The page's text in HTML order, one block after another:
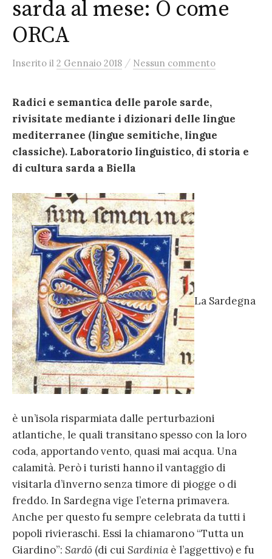
sarda al mese: O come
ORCA
Inserito il 2 Gennaio 2018 / Nessun commento
Radici e semantica delle parole sarde,
rivisitate mediante i dizionari delle lingue
mediterranee (lingue semitiche, lingue
classiche). Laboratorio linguistico, di storia e
di cultura sarda a Biella
La Sardegna
è un’isola risparmiata dalle perturbazioni
atlantiche, le quali transitano spesso con la loro
coda, apportando vento, quasi mai acqua. Una
calamità. Però i turisti hanno il vantaggio di
visitarla d’inverno senza timore di piogge o di
freddo. In Sardegna vige l’eterna primavera.
Anche per questo fu sempre celebrata da tutti i
popoli rivieraschi. Essi la chiamarono “Tutta un
Giardino”: Sardō (di cui Sardinia è l’aggettivo) e fu